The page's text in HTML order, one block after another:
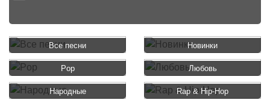
Все песни Новинки
Pop Любовь
Народные Rap & Hip-Hop